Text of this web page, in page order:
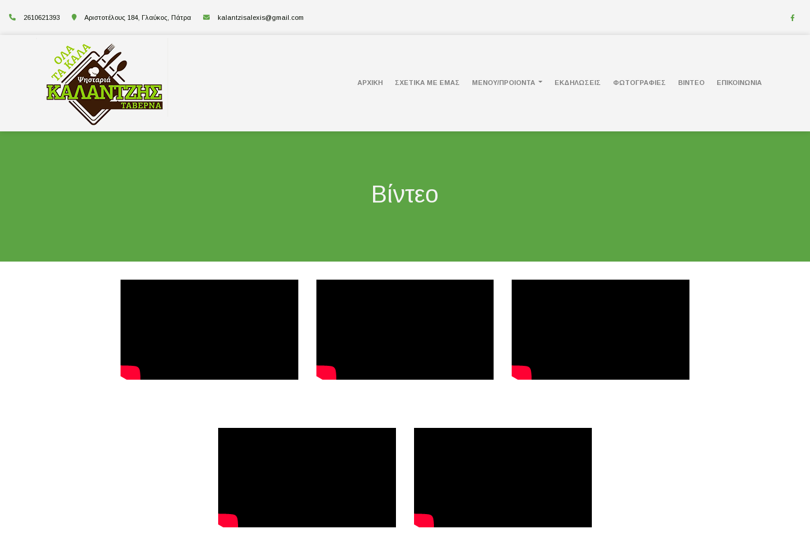
2610621393 Αριστοτέλους 184, Γλαύκος, Πάτρα kalantzisalexis@gmail.com
ΑΡΧΙΚΗ ΣΧΕΤΙΚΑ ΜΕ ΕΜΑΣ ΜΕΝΟΥ/ΠΡΟΙΟΝΤΑ ΕΚΔΗΛΩΣΕΙΣ ΦΩΤΟΓΡΑΦΙΕΣ ΒΙΝΤΕΟ ΕΠΙΚΟΙΝΩΝΙΑ
Βίντεο